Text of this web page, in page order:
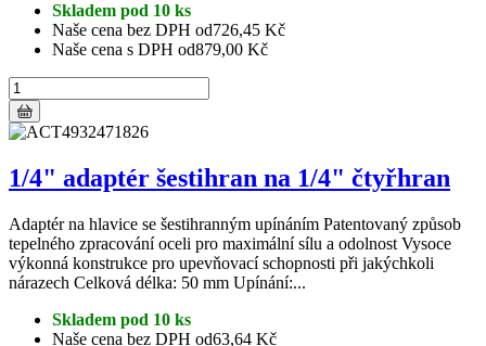
Skladem pod 10 ks
Naše cena bez DPH od726,45 Kč
Naše cena s DPH od879,00 Kč
1/4" adaptér šestihran na 1/4" čtyřhran
Adaptér na hlavice se šestihranným upínáním Patentovaný způsob
tepelného zpracování oceli pro maximální sílu a odolnost Vysoce
výkonná konstrukce pro upevňovací schopnosti při jakýchkoli
nárazech Celková délka: 50 mm Upínání:...
Skladem pod 10 ks
Naše cena bez DPH od63,64 Kč